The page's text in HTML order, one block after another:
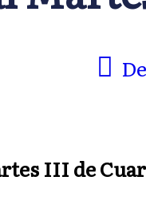
III de